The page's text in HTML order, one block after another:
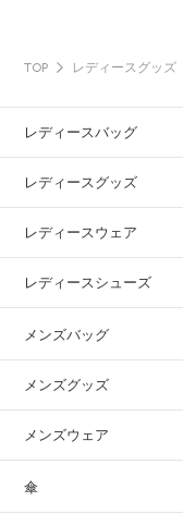
TOP レディースグッズ
レディースバッグ
レディースグッズ
レディースウェア
レディースシューズ
メンズバッグ
メンズグッズ
メンズウェア
傘